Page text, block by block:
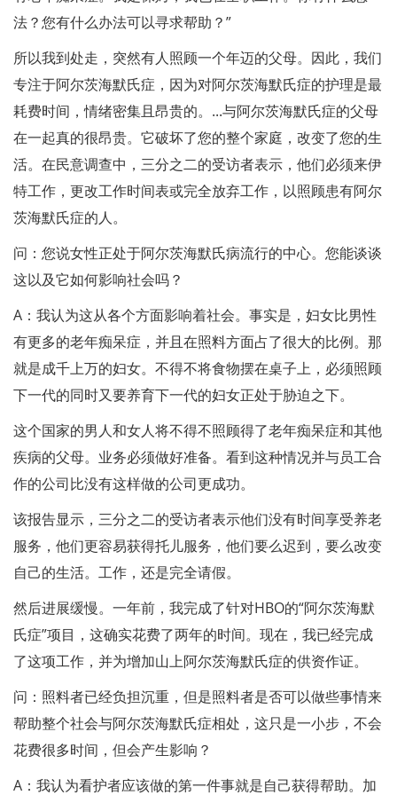
法？您有什么办法可以寻求帮助？”
所以我到处走，突然有人照顾一个年迈的父母。因此，我们
专注于阿尔茨海默氏症，因为对阿尔茨海默氏症的护理是最
耗费时间，情绪密集且昂贵的。...与阿尔茨海默氏症的父母
在一起真的很昂贵。它破坏了您的整个家庭，改变了您的生
活。在民意调查中，三分之二的受访者表示，他们必须来伊
特工作，更改工作时间表或完全放弃工作，以照顾患有阿尔
茨海默氏症的人。
问：您说女性正处于阿尔茨海默氏病流行的中心。您能谈谈
这以及它如何影响社会吗？
A：我认为这从各个方面影响着社会。事实是，妇女比男性
有更多的老年痴呆症，并且在照料方面占了很大的比例。那
就是成千上万的妇女。不得不将食物摆在桌子上，必须照顾
下一代的同时又要养育下一代的妇女正处于胁迫之下。
这个国家的男人和女人将不得不照顾得了老年痴呆症和其他
疾病的父母。业务必须做好准备。看到这种情况并与员工合
作的公司比没有这样做的公司更成功。
该报告显示，三分之二的受访者表示他们没有时间享受养老
服务，他们更容易获得托儿服务，他们要么迟到，要么改变
自己的生活。工作，还是完全请假。
然后进展缓慢。一年前，我完成了针对HBO的“阿尔茨海默
氏症”项目，这确实花费了两年的时间。现在，我已经完成
了这项工作，并为增加山上阿尔茨海默氏症的供资作证。
问：照料者已经负担沉重，但是照料者是否可以做些事情来
帮助整个社会与阿尔茨海默氏症相处，这只是一小步，不会
花费很多时间，但会产生影响？
A：我认为看护者应该做的第一件事就是自己获得帮助。加